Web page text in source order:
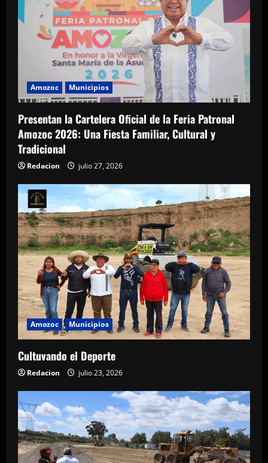
Amozoc Municipios
Presentan la Cartelera Oficial de la Feria Patronal
Amozoc 2026: Una Fiesta Familiar, Cultural y
Tradicional
Redacion julio 27, 2026
Amozoc Municipios
Cultuvando el Deporte
Redacion julio 23, 2026